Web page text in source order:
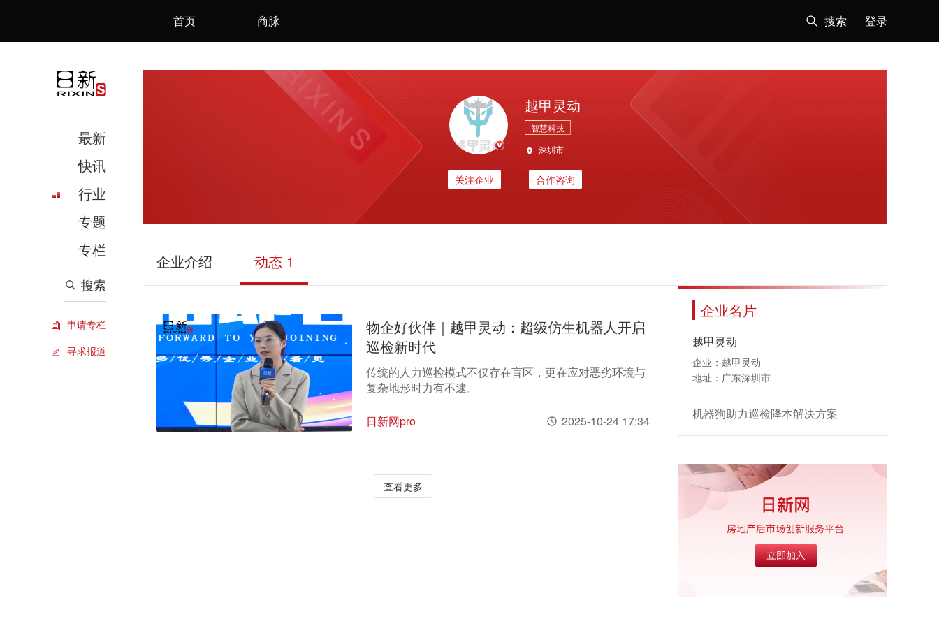
首页 商脉 搜索 登录
最新
快讯
行业
专题
专栏
搜索
申请专栏
寻求报道
越甲灵动
智慧科技
深圳市
关注企业 合作咨询
企业介绍 动态 1
物企好伙伴｜越甲灵动：超级仿生机器人开启
巡检新时代
传统的人力巡检模式不仅存在盲区，更在应对恶劣环境与
复杂地形时力有不逮。
日新网pro 2025-10-24 17:34
查看更多
企业名片
越甲灵动
企业：越甲灵动
地址：广东深圳市
机器狗助力巡检降本解决方案